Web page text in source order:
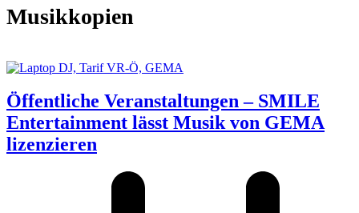
menu
menu
Musikkopien
Öffentliche Veranstaltungen – SMILE
Entertainment lässt Musik von GEMA
lizenzieren